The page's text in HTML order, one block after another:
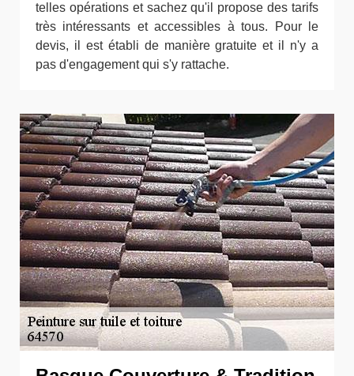
telles opérations et sachez qu'il propose des tarifs
très intéressants et accessibles à tous. Pour le
devis, il est établi de manière gratuite et il n'y a
pas d'engagement qui s'y rattache.